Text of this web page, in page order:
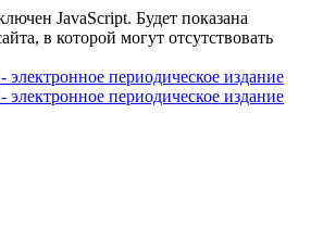
JavaScript. Будет показана
в которой могут отсутствовать